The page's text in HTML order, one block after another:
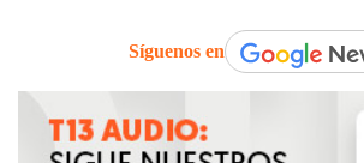
Síguenos en